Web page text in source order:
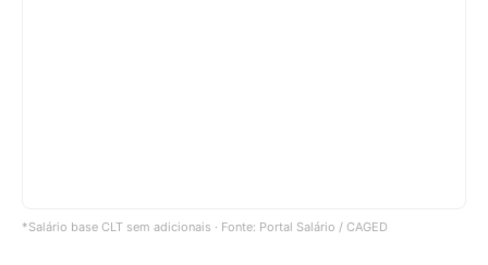
*Salário base CLT sem adicionais · Fonte: Portal Salário / CAGED